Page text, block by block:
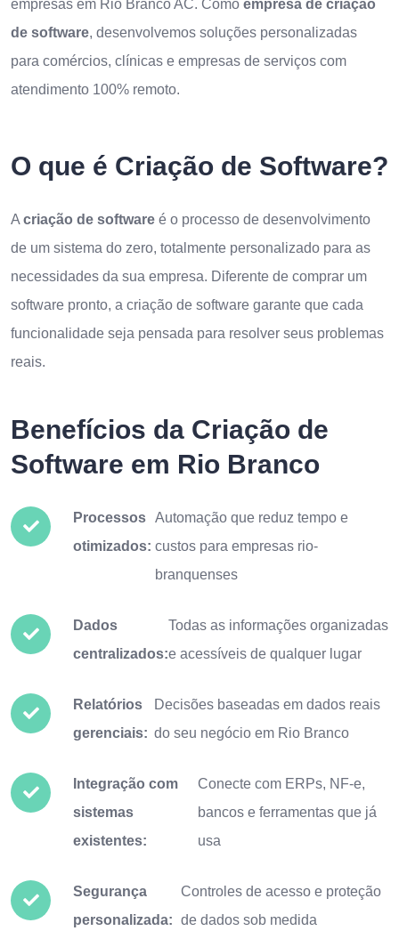
empresas em Rio Branco AC. Como empresa de criação
de software, desenvolvemos soluções personalizadas
para comércios, clínicas e empresas de serviços com
atendimento 100% remoto.
O que é Criação de Software?
A criação de software é o processo de desenvolvimento
de um sistema do zero, totalmente personalizado para as
necessidades da sua empresa. Diferente de comprar um
software pronto, a criação de software garante que cada
funcionalidade seja pensada para resolver seus problemas
reais.
Benefícios da Criação de
Software em Rio Branco
Processos
otimizados:
Automação que reduz tempo e
custos para empresas rio-
branquenses
Dados
centralizados:
Todas as informações organizadas
e acessíveis de qualquer lugar
Relatórios
gerenciais:
Decisões baseadas em dados reais
do seu negócio em Rio Branco
Integração com
sistemas
existentes:
Conecte com ERPs, NF-e,
bancos e ferramentas que já
usa
Segurança
personalizada:
Controles de acesso e proteção
de dados sob medida